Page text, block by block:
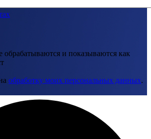
обрабатываются и показываются как
обработку моих персональных данных.